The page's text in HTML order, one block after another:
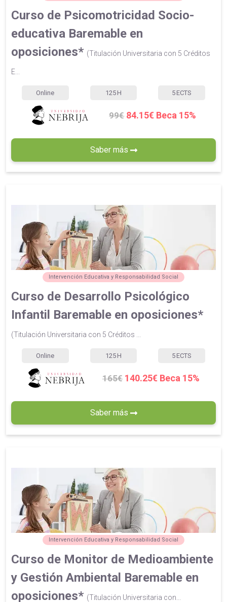
Curso de Psicomotricidad Socio-
educativa Baremable en
oposiciones* (Titulación Universitaria con 5 Créditos
E...
Online 125 H 5 ECTS
99€ 84.15€ Beca 15%
Saber más
Intervención Educativa y Responsabilidad Social
Curso de Desarrollo Psicológico
Infantil Baremable en oposiciones*
(Titulación Universitaria con 5 Créditos ...
Online 125 H 5 ECTS
165€ 140.25€ Beca 15%
Saber más
Intervención Educativa y Responsabilidad Social
Curso de Monitor de Medioambiente
y Gestión Ambiental Baremable en
oposiciones* (Titulación Universitaria con...